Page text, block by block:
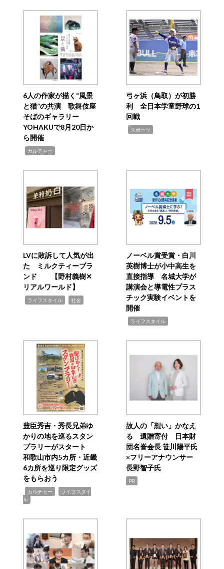
6人の作家が描く“風景
と猫”の共演 歌舞伎座
そばのギャラリー
YOHAKUで8月20日か
ら開催
カルチャー
弓ヶ浜（鳥取）が初勝
利 全日本学童野球の1
回戦
スポーツ
LVに敗訴して人気が出
た ミルクティーブラ
ンド 【野村義樹✕
リアルワールド】
ライフスタイル 社会
ノーベル賞受賞・白川
英樹博士が小中高生を
直接指導 名城大学が
講演会と導電性プラス
チック実験イベントを
開催
ライフスタイル
豊臣秀吉・秀長兄弟ゆ
かりの地を巡るスタン
プラリーがスタート
和歌山市内5カ所・近畿
6カ所を巡り限定グッズ
をもらおう
カルチャー
ライフスタイ
ル
故人の「想い」かなえ
る 遺贈寄付 日本財
団名誉会長 笹川陽平氏
×フリーアナウンサー
長野智子氏
PR